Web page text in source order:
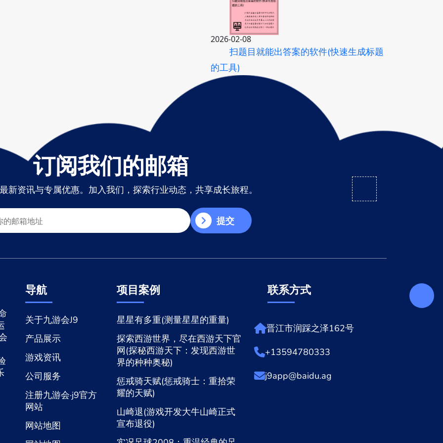
2026-02-08
扫题目就能出答案的软件(快速生成标题
的工具)
订阅我们的邮箱
新资讯与专属优惠。加入我们，探索行业动态，共享成长旅程。
提交
导航
关于九游会J9
产品展示
游戏资讯
公司服务
注册九游会·j9官方
网站
网站地图
项目案例
星星有多重(测量星星的重量)
探索西游世界，尽在西游天下官
网(探秘西游天下：发现西游世
界的种种奥秘)
惩戒骑天赋(惩戒骑士：重拾荣
耀的天赋)
山崎退(游戏开发大牛山崎正式
宣布退役)
联系方式
晋江市润踩之泽162号
+13594780333
j9app@baidu.ag